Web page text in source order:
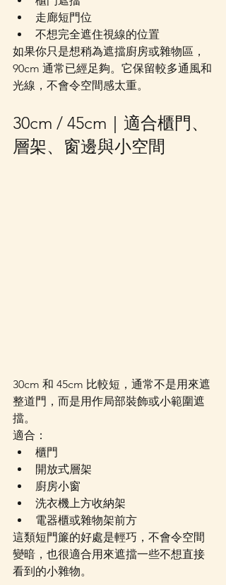
走廊短門位
不想完全遮住視線的位置
如果你只是想稍為遮擋廚房或雜物區，
90cm 通常已經足夠。它保留較多通風和
光線，不會令空間感太重。
30cm / 45cm｜適合櫃門、
層架、窗邊與小空間
30cm 和 45cm 比較短，通常不是用來遮
整道門，而是用作局部裝飾或小範圍遮
擋。
適合：
櫃門
開放式層架
廚房小窗
洗衣機上方收納架
電器櫃或雜物架前方
這類短門簾的好處是輕巧，不會令空間
變暗，也很適合用來遮擋一些不想直接
看到的小雜物。